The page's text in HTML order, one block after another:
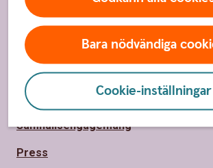
Bara nödvändiga
Cookie-inställningar
Om oss
Om Hälsinglands Sparbank
Hållbarhet
Samhällsengagemang
Press